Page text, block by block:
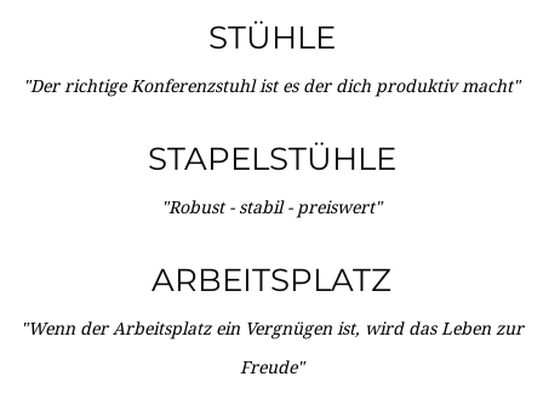
STÜHLE
"Der richtige Konferenzstuhl ist es der dich produktiv macht"
STAPELSTÜHLE
"Robust - stabil - preiswert"
ARBEITSPLATZ
"Wenn der Arbeitsplatz ein Vergnügen ist, wird das Leben zur
Freude"